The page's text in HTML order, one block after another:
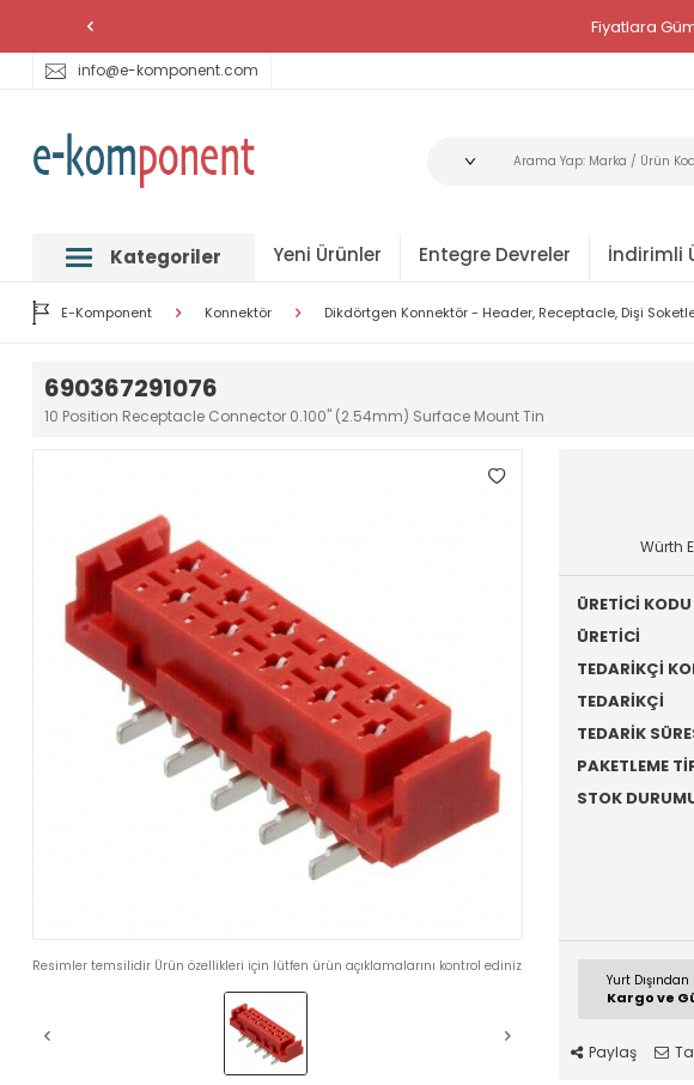
Fiyatlara
info@e-komponent.com
Kategoriler Yeni Ürünler Entegre Devreler İndirimli
E-Komponent Konnektör Dikdörtgen Konnektör - Header, Receptacle, Dişi
690367291076
10 Position Receptacle Connector 0.100" (2.54mm) Surface Mount Tin
Resimler temsilidir Ürün özellikleri için lütfen ürün açıklamalarını kontrol ediniz
Würth
ÜRETİCİ KODU
ÜRETİCİ
TEDARİKÇİ
TEDARİKÇİ
TEDARİK
PAKETLEME
STOK
Yurt Dışından
Kargo ve
Paylaş